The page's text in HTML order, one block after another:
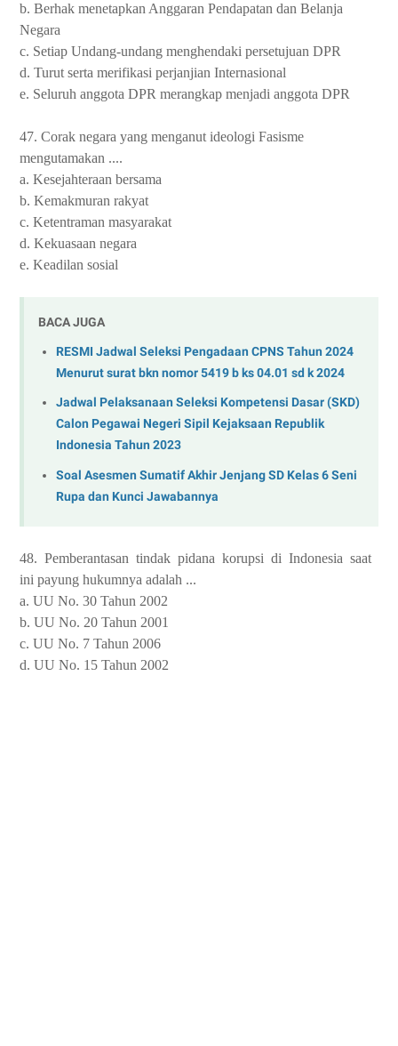
b. Berhak menetapkan Anggaran Pendapatan dan Belanja
Negara
c. Setiap Undang-undang menghendaki persetujuan DPR
d. Turut serta merifikasi perjanjian Internasional
e. Seluruh anggota DPR merangkap menjadi anggota DPR
47. Corak negara yang menganut ideologi Fasisme
mengutamakan ....
a. Kesejahteraan bersama
b. Kemakmuran rakyat
c. Ketentraman masyarakat
d. Kekuasaan negara
e. Keadilan sosial
BACA JUGA
RESMI Jadwal Seleksi Pengadaan CPNS Tahun 2024
Menurut surat bkn nomor 5419 b ks 04.01 sd k 2024
Jadwal Pelaksanaan Seleksi Kompetensi Dasar (SKD)
Calon Pegawai Negeri Sipil Kejaksaan Republik
Indonesia Tahun 2023
Soal Asesmen Sumatif Akhir Jenjang SD Kelas 6 Seni
Rupa dan Kunci Jawabannya
48. Pemberantasan tindak pidana korupsi di Indonesia saat
ini payung hukumnya adalah ...
a. UU No. 30 Tahun 2002
b. UU No. 20 Tahun 2001
c. UU No. 7 Tahun 2006
d. UU No. 15 Tahun 2002